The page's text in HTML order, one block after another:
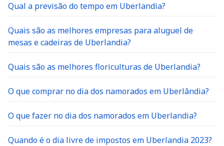
Qual a previsão do tempo em Uberlandia?
Quais são as melhores empresas para aluguel de
mesas e cadeiras de Uberlandia?
Quais são as melhores floriculturas de Uberlandia?
O que comprar no dia dos namorados em Uberlândia?
O que fazer no dia dos namorados em Uberlandia?
Quando é o dia livre de impostos em Uberlandia 2023?